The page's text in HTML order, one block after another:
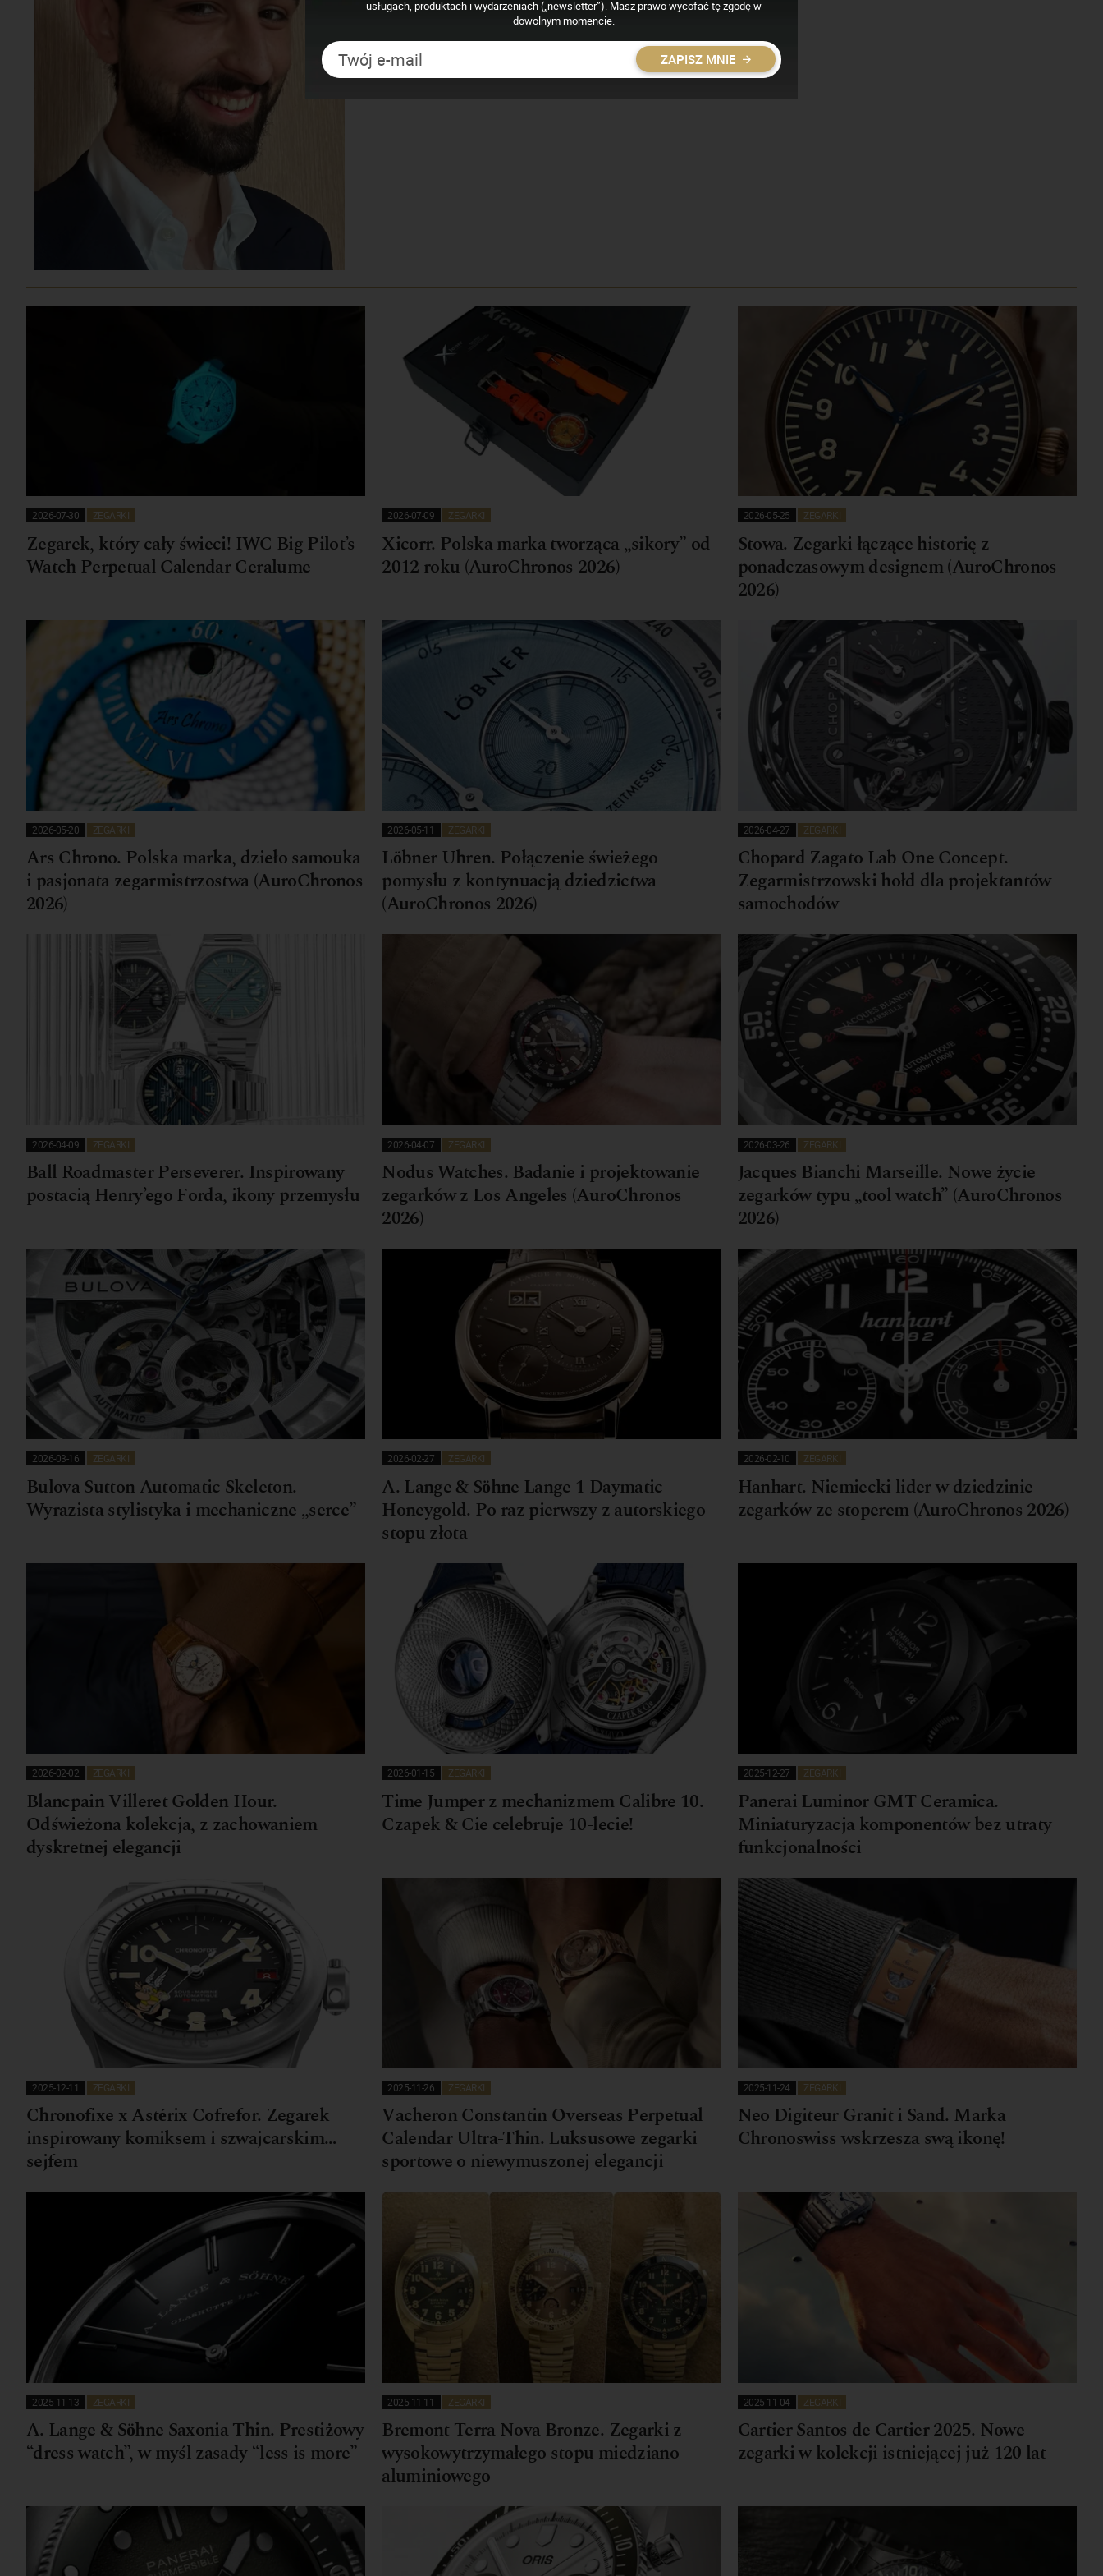
2026-07-30 ZEGARKI
Zegarek, który cały świeci! IWC Big Pilot’s
Watch Perpetual Calendar Ceralume
2026-07-09 ZEGARKI
Xicorr. Polska marka tworząca „sikory” od
2012 roku (AuroChronos 2026)
2026-05-25 ZEGARKI
Stowa. Zegarki łączące historię z
ponadczasowym designem (AuroChronos
2026)
2026-05-20 ZEGARKI
Ars Chrono. Polska marka, dzieło samouka
i pasjonata zegarmistrzostwa (AuroChronos
2026)
2026-05-11 ZEGARKI
Löbner Uhren. Połączenie świeżego
pomysłu z kontynuacją dziedzictwa
(AuroChronos 2026)
2026-04-27 ZEGARKI
Chopard Zagato Lab One Concept.
Zegarmistrzowski hołd dla projektantów
samochodów
2026-04-09 ZEGARKI
Ball Roadmaster Perseverer. Inspirowany
postacią Henry’ego Forda, ikony przemysłu
2026-04-07 ZEGARKI
Nodus Watches. Badanie i projektowanie
zegarków z Los Angeles (AuroChronos
2026)
2026-03-26 ZEGARKI
Jacques Bianchi Marseille. Nowe życie
zegarków typu „tool watch” (AuroChronos
2026)
2026-03-16 ZEGARKI
Bulova Sutton Automatic Skeleton.
Wyrazista stylistyka i mechaniczne „serce”
2026-02-27 ZEGARKI
A. Lange & Söhne Lange 1 Daymatic
Honeygold. Po raz pierwszy z autorskiego
stopu złota
2026-02-10 ZEGARKI
Hanhart. Niemiecki lider w dziedzinie
zegarków ze stoperem (AuroChronos 2026)
2026-02-02 ZEGARKI
Blancpain Villeret Golden Hour.
Odświeżona kolekcja, z zachowaniem
dyskretnej elegancji
2026-01-15 ZEGARKI
Time Jumper z mechanizmem Calibre 10.
Czapek & Cie celebruje 10-lecie!
2025-12-27 ZEGARKI
Panerai Luminor GMT Ceramica.
Miniaturyzacja komponentów bez utraty
funkcjonalności
2025-12-11 ZEGARKI
Chronofixe x Astérix Cofrefor. Zegarek
inspirowany komiksem i szwajcarskim…
sejfem
2025-11-26 ZEGARKI
Vacheron Constantin Overseas Perpetual
Calendar Ultra-Thin. Luksusowe zegarki
sportowe o niewymuszonej elegancji
2025-11-24 ZEGARKI
Neo Digiteur Granit i Sand. Marka
Chronoswiss wskrzesza swą ikonę!
2025-11-13 ZEGARKI
A. Lange & Söhne Saxonia Thin. Prestiżowy
“dress watch”, w myśl zasady “less is more”
2025-11-11 ZEGARKI
Bremont Terra Nova Bronze. Zegarki z
wysokowytrzymałego stopu miedziano-
aluminiowego
2025-11-04 ZEGARKI
Cartier Santos de Cartier 2025. Nowe
zegarki w kolekcji istniejącej już 120 lat
usługach, produktach i wydarzeniach („newsletter”). Masz prawo wycofać tę zgodę w
dowolnym momencie.
ZAPISZ MNIE